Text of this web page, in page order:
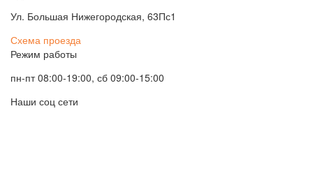
Ул. Большая Нижегородская, 63Пс1
Схема проезда
Режим работы
пн-пт 08:00-19:00, сб 09:00-15:00
Наши соц сети